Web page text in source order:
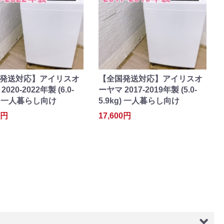
送対応】アイリスオ
2022年製 (6.0-
人暮らし向け
【全国発送対応】アイリスオ
ーヤマ 2017-2019年製 (5.0-
5.9kg) 一人暮らし向け
17,600円